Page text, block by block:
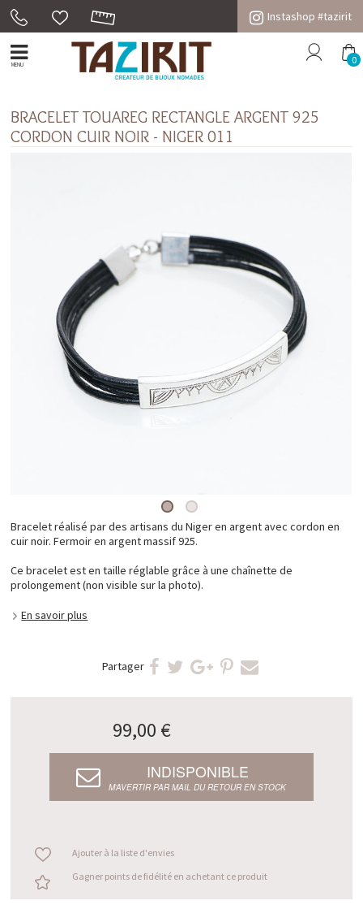
Instashop #tazirit
MENU 0
BRACELET TOUAREG RECTANGLE ARGENT 925
CORDON CUIR NOIR - NIGER 011
Bracelet réalisé par des artisans du Niger en argent avec cordon en
cuir noir. Fermoir en argent massif 925.
Ce bracelet est en taille réglable grâce à une chaînette de
prolongement (non visible sur la photo).
En savoir plus
Partager
99,00 €
INDISPONIBLE
M’AVERTIR PAR MAIL DU RETOUR EN STOCK
Ajouter à la liste d'envies
Gagner points de fidélité en achetant ce produit